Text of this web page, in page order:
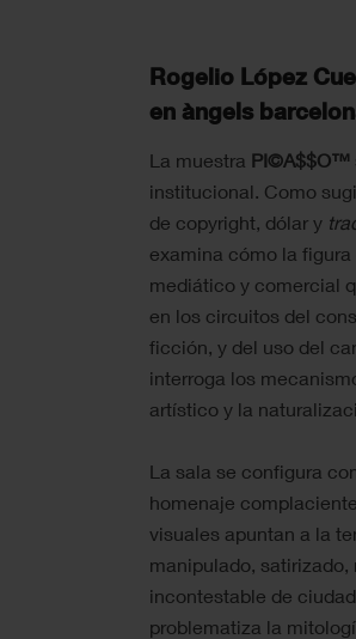
Rogelio López
en àngels
La muestra PI©A$$O™
institucional. Como
de copyright, dólar y
examina cómo la
mediático y comercial
en los circuitos del
ficción, y del uso del
interroga los
artístico y la
La sala se configura
homenaje
visuales apuntan a la
manipulado,
incontestable de
problematiza la